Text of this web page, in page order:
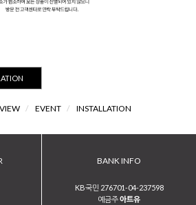
/ EVENT / INSTALLATION
BANK INFO
KB국민 276701-04-237598
예금주아트유